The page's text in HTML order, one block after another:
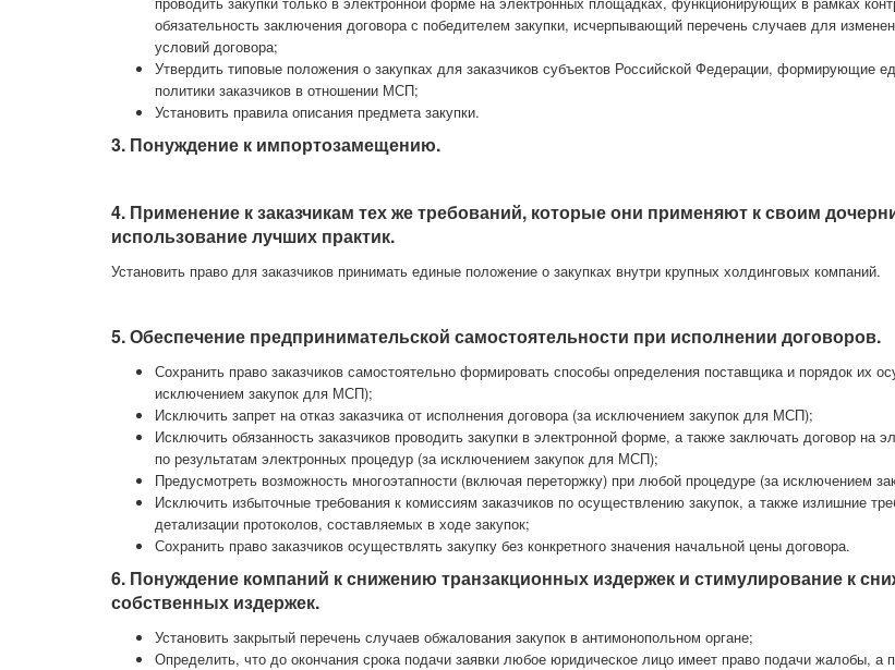
обязательность заключения договора с победителем закупки, исчерпывающий перечень случаев для
условий договора;
Утвердить типовые положения о закупках для заказчиков субъектов Российской Федерации, формирующие
политики заказчиков в отношении МСП;
Установить правила описания предмета закупки.
3. Понуждение к импортозамещению.
4. Применение к заказчикам тех же требований, которые они применяют к своим
использование лучших практик.
Установить право для заказчиков принимать единые положение о закупках внутри крупных холдинговых компаний.
5. Обеспечение предпринимательской самостоятельности при исполнении договоров.
Сохранить право заказчиков самостоятельно формировать способы определения поставщика и порядок их
исключением закупок для МСП);
Исключить запрет на отказ заказчика от исполнения договора (за исключением закупок для МСП);
Исключить обязанность заказчиков проводить закупки в электронной форме, а также заключать договор на
по результатам электронных процедур (за исключением закупок для МСП);
Предусмотреть возможность многоэтапности (включая переторжку) при любой процедуре (за исключением
Исключить избыточные требования к комиссиям заказчиков по осуществлению закупок, а также излишние
детализации протоколов, составляемых в ходе закупок;
Сохранить право заказчиков осуществлять закупку без конкретного значения начальной цены договора.
6. Понуждение компаний к снижению транзакционных издержек и стимулирование к
собственных издержек.
Установить закрытый перечень случаев обжалования закупок в антимонопольном органе;
Определить, что до окончания срока подачи заявки любое юридическое лицо имеет право подачи жалобы, а